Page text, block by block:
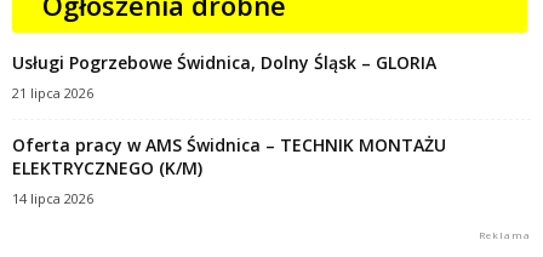
Usługi Pogrzebowe Świdnica, Dolny Śląsk – GLORIA
21 lipca 2026
Oferta pracy w AMS Świdnica – TECHNIK MONTAŻU
ELEKTRYCZNEGO (K/M)
14 lipca 2026